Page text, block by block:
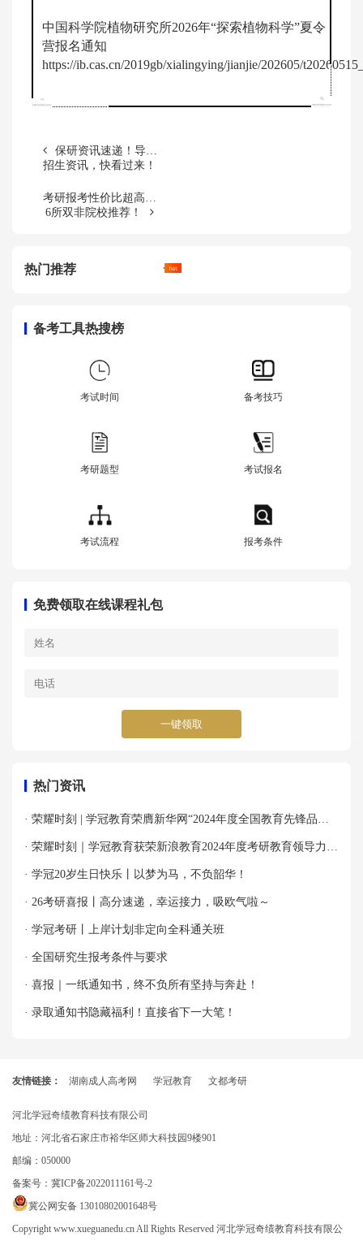
中国科学院植物研究所2026年“探索植物科学”夏令
营报名通知
https://ib.cas.cn/2019gb/xialingying/jianjie/202605/
保研资讯速递！导师
招生资讯，快看过来！
考研报考性价比超高！
6所双非院校推荐！
热门推荐
备考工具热搜榜
考试时间 备考技巧
考研题型 考试报名
考试流程 报考条件
免费领取在线课程礼包
一键领取
热门资讯
· 荣耀时刻 | 学冠教育荣膺新华网“2024年度全国教育先锋品牌
优秀案例”殊荣！
· 荣耀时刻｜学冠教育获荣新浪教育2024年度考研教育领导力品
牌！
· 学冠20岁生日快乐丨以梦为马，不负韶华！
· 26考研喜报丨高分速递，幸运接力，吸欧气啦～
· 学冠考研丨上岸计划非定向全科通关班
· 全国研究生报考条件与要求
· 喜报｜一纸通知书，终不负所有坚持与奔赴！
· 录取通知书隐藏福利！直接省下一大笔！
友情链接： 湖南成人高考网 学冠教育 文都考研
河北学冠奇绩教育科技有限公司
地址：河北省石家庄市裕华区师大科技园9楼901
邮编：050000
备案号： 冀ICP备2022011161号-2
冀公网安备 13010802001648号
Copyright www.xueguanedu.cn All Rights Reserved 河北学冠奇绩教育科技有限公